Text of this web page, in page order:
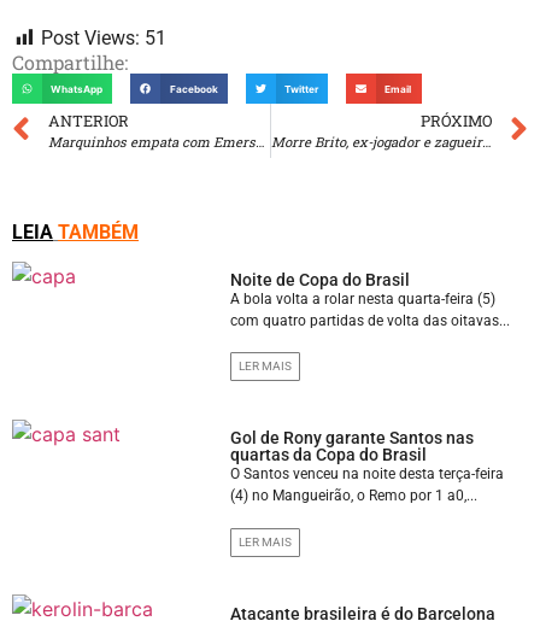
Post Views: 51
Compartilhe:
WhatsApp Facebook Twitter Email
ANTERIOR PRÓXIMO
Morre Brito, ex-jogador e zagueiro do tri
LEIA TAMBÉM
Noite de Copa do Brasil
A bola volta a rolar nesta quarta-feira (5)
com quatro partidas de volta das oitavas...
LER MAIS
Gol de Rony garante Santos nas
quartas da Copa do Brasil
O Santos venceu na noite desta terça-feira
(4) no Mangueirão, o Remo por 1 a0,...
LER MAIS
Atacante brasileira é do Barcelona